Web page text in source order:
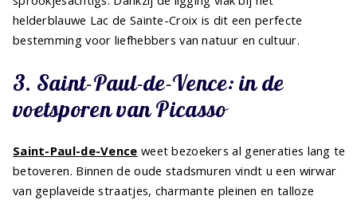
helderblauwe Lac de Sainte-Croix is dit een perfecte
bestemming voor liefhebbers van natuur en cultuur.
3. Saint-Paul-de-Vence: in de
voetsporen van Picasso
Saint-Paul-de-Vence weet bezoekers al generaties lang te
betoveren. Binnen de oude stadsmuren vindt u een wirwar
van geplaveide straatjes, charmante pleinen en talloze